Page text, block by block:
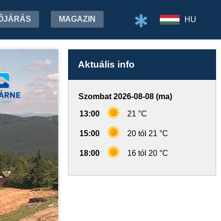
MAGAZIN HU
Aktuális info
Szombat 2026-08-08 (ma)
13:00 21 °C
15:00 20 tól 21 °C
18:00 16 tól 20 °C